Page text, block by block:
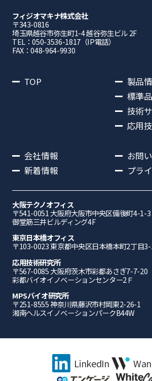
フィジオマキナ株式会社
〒343-0816
埼⽟県越⾕市弥⽣町1-4 越⾕弥⽣ビル 2F
TEL：050-3536-1817（IP電話）
FAX：048-964-9930
TOP
製品
標準品
技術
応用
会社情報
新着情報
お問
プラ
大阪テクノオフィス
〒541-0051 ⼤阪府⼤阪市中央区備後町4-1-3
御堂筋三井ビルディング4F
東京日本橋オフィス
〒103-0023 東京都中央区日本橋本町2丁目
応⽤技術研究所
〒567-0085 ⼤阪府茨⽊市彩都あさぎ7-7-20
彩都バイオイノベーションセンター2Ｆ
MPSバイオ研究所
〒251-8555 神奈川県藤沢市村岡東2-26-1
湘南ヘルスイノベーションパークB44W
LinkedIn